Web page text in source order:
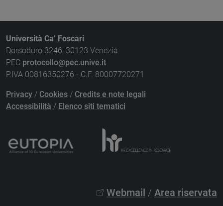
Università Ca’ Foscari
Dorsoduro 3246, 30123 Venezia
PEC protocollo@pec.unive.it
P.IVA 00816350276 - C.F. 80007720271
Privacy / Cookies / Credits e note legali
Accessibilità / Elenco siti tematici
Webmail / Area riservata